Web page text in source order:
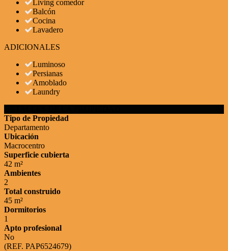
Living comedor
Balcón
Cocina
Lavadero
ADICIONALES
Luminoso
Persianas
Amoblado
Laundry
Tipo de Propiedad
Departamento
Ubicación
Macrocentro
Superficie cubierta
42 m²
Ambientes
2
Total construido
45 m²
Dormitorios
1
Apto profesional
No
(REF. PAP6524679)